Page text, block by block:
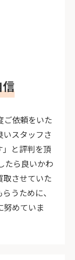
ご依頼をいた
スタッフさ
と評判を頂
たら良いかわ
取させていた
うために、
努めていま